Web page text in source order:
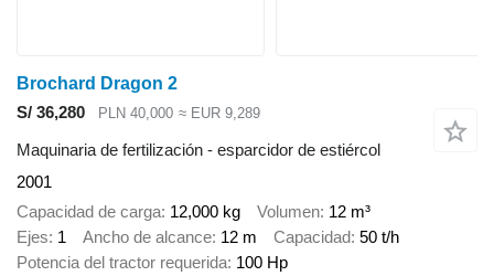
Brochard Dragon 2
S/ 36,280
PLN 40,000 ≈ EUR 9,289
Maquinaria de fertilización - esparcidor de estiércol
2001
Capacidad de carga 12,000 kg Volumen 12 m³
Ejes 1 Ancho de alcance 12 m Capacidad 50 t/h
Potencia del tractor requerida 100 Hp